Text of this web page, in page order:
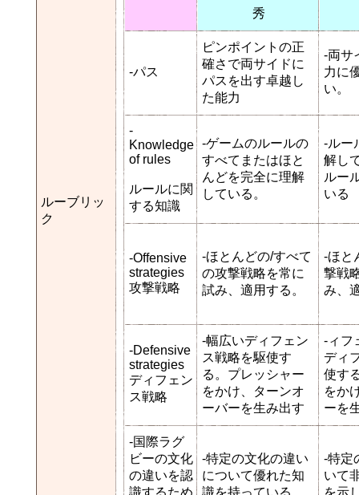
ルーブリッ
ク
秀
-パス
ピンポイントの正
確さで両サイドに
パスを出す卓越し
た能力
-両サ
力に
い。
-
Knowledge
of rules
ルールに関
する知識
-ゲームのルールの
すべてまたはほと
んどを完全に理解
している。
-ルー
解し
ルー
いる
-Offensive
strategies
攻撃戦略
-ほとんどの/すべて
の攻撃戦略を常に
試み、適用する。
-ほと
撃戦
み、
-Defensive
strategies
ディフェン
ス戦略
-幅広いディフェン
ス戦略を駆使す
る。プレッシャー
をかけ、ターンオ
ーバーを生み出す
-ィフ
ディ
使す
をか
ーを
-国際ラグ
ビーの文化
の違いを認
識するため
-特定の文化の違い
について優れた知
識を持っている
-特定
いて
を示